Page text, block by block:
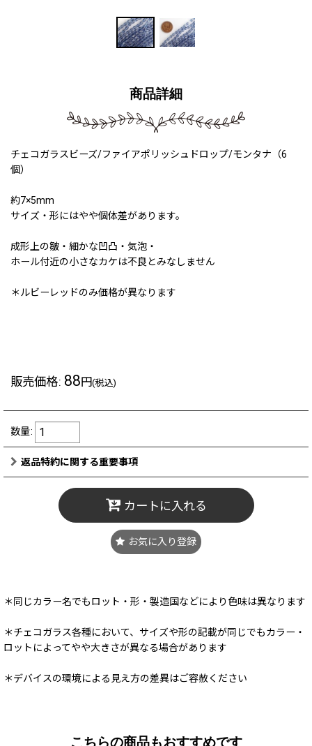
商品詳細
チェコガラスビーズ/ファイアポリッシュドロップ/モンタナ（6
個）
約7×5mm
サイズ・形にはやや個体差があります。
成形上の皺・細かな凹凸・気泡・
ホール付近の小さなカケは不良とみなしません
＊ルビーレッドのみ価格が異なります
販売価格: 88円(税込)
数量:
返品特約に関する重要事項
カートに入れる
お気に入り登録
＊同じカラー名でもロット・形・製造国などにより色味は異なります
＊チェコガラス各種において、サイズや形の記載が同じでもカラー・
ロットによってやや大きさが異なる場合があります
＊デバイスの環境による見え方の差異はご容赦ください
こちらの商品もおすすめです